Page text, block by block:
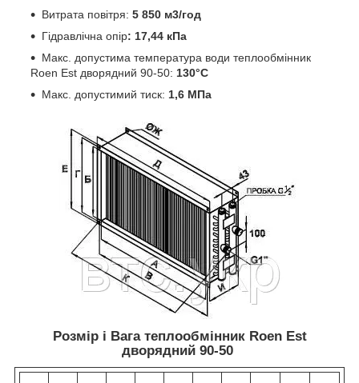
Витрата повітря: 5 850 м3/год
Гідравлічна опір: 17,44 кПа
Макс. допустима температура води теплообмінник
Roen Est дворядний 90-50: 130°С
Макс. допустимий тиск: 1,6 МПа
Розмір і Вага теплообмінник Roen Est
дворядний 90-50